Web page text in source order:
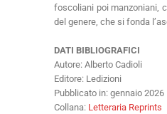
foscoliani poi manzoniani,
del genere, che si fonda
DATI BIBLIOGRAFICI
Autore: Alberto Cadioli
Editore: Ledizioni
Pubblicato in: gennaio 2026
Collana: Letteraria Reprints